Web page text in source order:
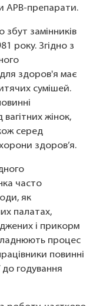
АРВ-препарати.
замінників
року. Згідно з
для здоров'я має
сумішей.
жінок,
серед
здоров’я.
часто
як
палатах,
і прикорм
процес
повинні
до годування